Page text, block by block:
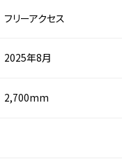
フリーアクセス
2025年8月
2,700mm